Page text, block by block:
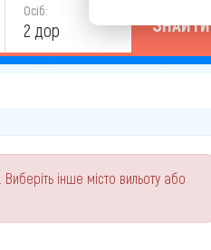
Осіб:
2 дор ЗНАЙТИ
інше місто вильоту або